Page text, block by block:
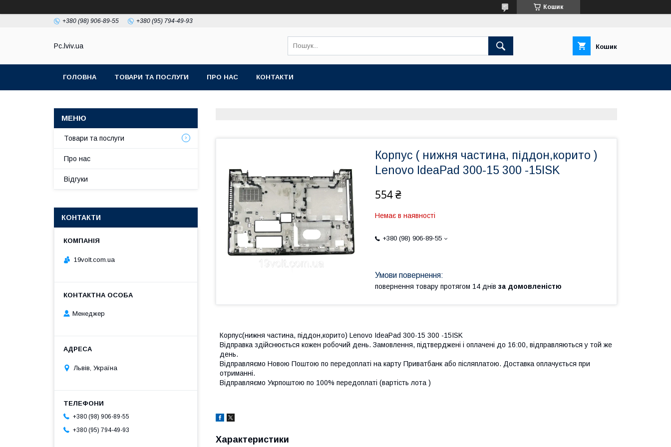
Кошик
+380 (98) 906-89-55 +380 (95) 794-49-93
Pc.lviv.ua Кошик
ГОЛОВНА ТОВАРИ ТА ПОСЛУГИ ПРО НАС КОНТАКТИ
Корпус ( нижня частина, піддон,корито )
Lenovo IdeaPad 300-15 300 -15ISK
554 ₴
Немає в наявності
+380 (98) 906-89-55
повернення товару протягом 14 днів за домовленістю
Корпус(нижня частина, піддон,корито) Lenovo IdeaPad 300-15 300 -15ISK
Відправка здійснюється кожен робочий день. Замовлення, підтверджені і оплачені до 16:00, відправляються у той же
день.
Відправляємо Новою Поштою по передоплаті на карту Приватбанк або післяплатою. Доставка оплачується при
отриманні.
Відправляємо Укрпоштою по 100% передоплаті (вартість лота )
Характеристики
Товари та послуги
Про нас
Відгуки
КОНТАКТИ
19volt.com.ua
Менеджер
Львів, Україна
+380 (98) 906-89-55
+380 (95) 794-49-93